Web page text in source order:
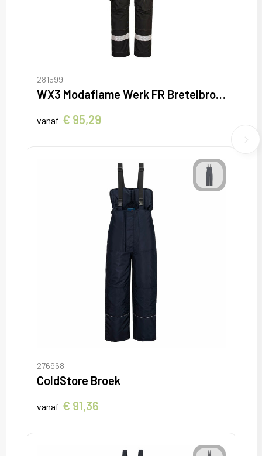
281599
WX3 Modaflame Werk FR Bretelbroek
vanaf € 95,29
276968
ColdStore Broek
vanaf € 91,36